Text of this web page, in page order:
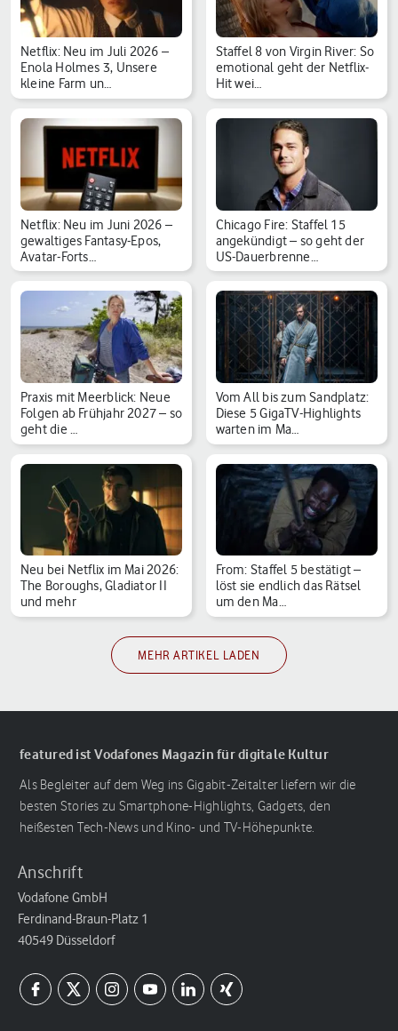
Netflix: Neu im Juli 2026 –
Enola Holmes 3, Unsere
kleine Farm un…
Staffel 8 von Virgin River: So
emotional geht der Netflix-
Hit wei…
Netflix: Neu im Juni 2026 –
gewaltiges Fantasy-Epos,
Avatar-Forts…
Chicago Fire: Staffel 15
angekündigt – so geht der
US-Dauerbrenne…
Praxis mit Meerblick: Neue
Folgen ab Frühjahr 2027 – so
geht die …
Vom All bis zum Sandplatz:
Diese 5 GigaTV-Highlights
warten im Ma…
Neu bei Netflix im Mai 2026:
The Boroughs, Gladiator II
und mehr
From: Staffel 5 bestätigt –
löst sie endlich das Rätsel
um den Ma…
MEHR ARTIKEL LADEN
featured ist Vodafones Magazin für digitale Kultur
Als Begleiter auf dem Weg ins Gigabit-Zeitalter liefern wir die
besten Stories zu Smartphone-Highlights, Gadgets, den
heißesten Tech-News und Kino- und TV-Höhepunkte.
Anschrift
Vodafone GmbH
Ferdinand-Braun-Platz 1
40549 Düsseldorf